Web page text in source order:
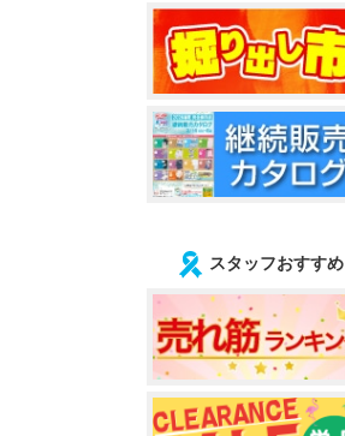
スタッフおすすめ